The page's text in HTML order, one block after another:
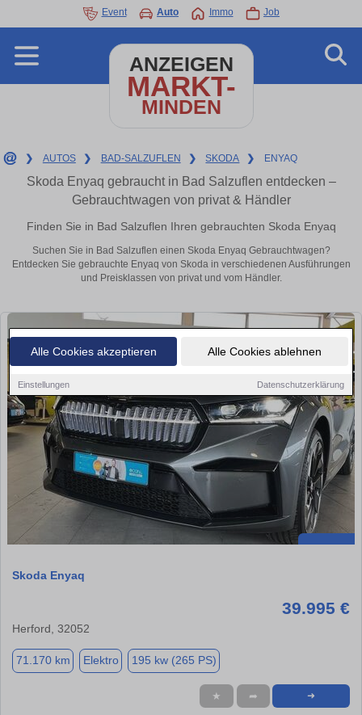
Alle Cookies akzeptieren Alle Cookies ablehnen
Einstellungen Datenschutzerklärung
Event Auto Immo Job
ANZEIGEN
MARKT-
MINDEN
❯ AUTOS ❯ BAD-SALZUFLEN ❯ SKODA ❯ ENYAQ
Skoda Enyaq gebraucht in Bad Salzuflen entdecken –
Gebrauchtwagen von privat & Händler
Finden Sie in Bad Salzuflen Ihren gebrauchten Skoda Enyaq
Suchen Sie in Bad Salzuflen einen Skoda Enyaq Gebrauchtwagen?
Entdecken Sie gebrauchte Enyaq von Skoda in verschiedenen Ausführungen
und Preisklassen von privat und vom Händler.
Skoda Enyaq
39.995 €
Herford, 32052
71.170 km Elektro 195 kw (265 PS)
★ ➦ ➜